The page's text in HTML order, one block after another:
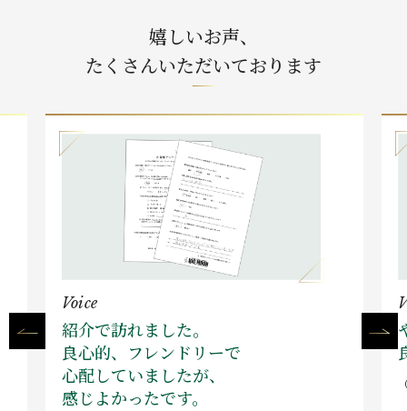
嬉しいお声、
たくさんいただいております
Voice
紹介で訪れました。
良心的、フレンドリーで
心配していましたが、
感じよかったです。